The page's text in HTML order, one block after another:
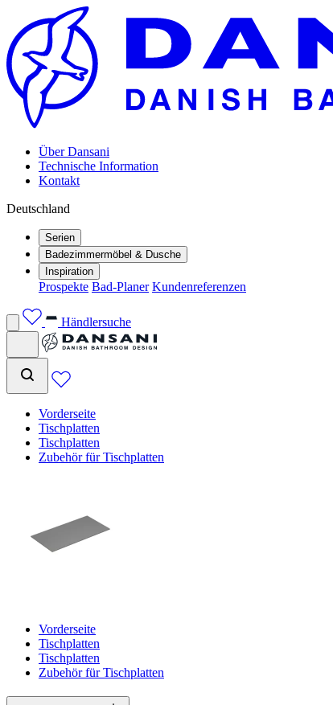
Über Dansani
Technische Information
Kontakt
Deutschland
Serien
Badezimmermöbel & Dusche
Inspiration
Prospekte Bad-Planer Kundenreferenzen
Händlersuche
Vorderseite
Tischplatten
Tischplatten
Zubehör für Tischplatten
Vorderseite
Tischplatten
Tischplatten
Zubehör für Tischplatten